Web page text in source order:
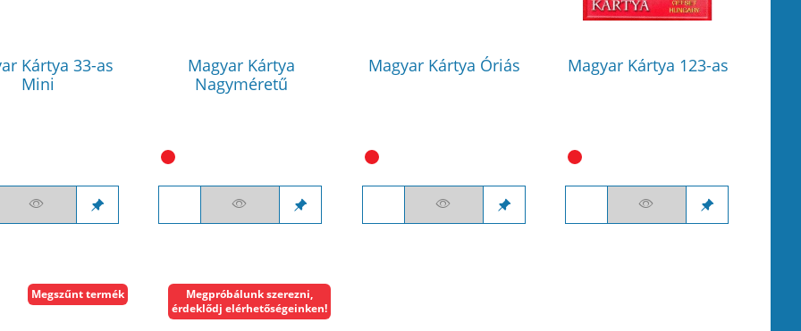
Kártya 33-as
Mini
Magyar Kártya
Nagyméretű
Magyar Kártya Óriás Magyar Kártya 123-as
Megszűnt termék
Megpróbálunk szerezni,
érdeklődj elérhetőségeinken!